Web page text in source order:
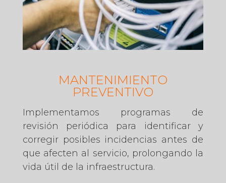
MANTENIMIENTO
PREVENTIVO
Implementamos programas de
revisión periódica para identificar y
corregir posibles incidencias antes de
que afecten al servicio, prolongando la
vida útil de la infraestructura.